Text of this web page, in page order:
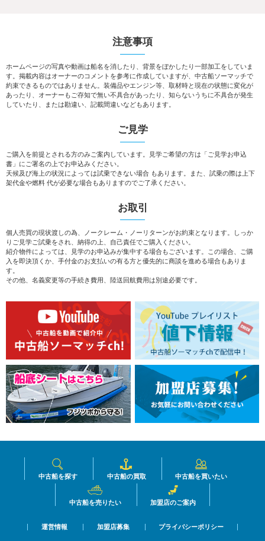
注意事項
ホームページの写真や動画は船名を消したり、背景をぼかしたり一部加工をしていま
す。掲載内容はオーナーのコメントを参考に作成していますが、中古船ソーマッチで
約束できるものではありません。装備品やエンジン等、取材時と現在の状態に変化が
あったり、オーナーもご存知で無い不具合があったり、知らないうちに不具合が発生
していたり、または勘違い、記載間違いなどもあります。
ご見学
ご購入を前提とされる方のみご案内しています。見学ご希望の方は「ご見学お申込
書」にご署名の上でお申込みください。
天候及び海上の状況によっては試乗できない場合 もあります。また、試乗の際は上下
架代金や燃料 代が必要な場合もありますのでご了承ください。
お取引
個人売買の現状渡しの為、ノークレーム・ノーリターンがお約束となります。しっか
りご見学ご試乗をされ、納得の上、自己責任でご購入ください。
紹介物件によっては、見学のお申込みが集中する場合もございます。この場合、ご購
入を即決頂くか、手付金のお支払いの有る方と優先的に商談を進める場合もありま
す。
その他、名義変更等の手続き費用、陸送回航費用は別途必要です。
中古船を探す 中古船の買取 中古船を買いたい
中古船を売りたい 加盟店のご案内
運営情報 加盟店募集 プライバシーポリシー